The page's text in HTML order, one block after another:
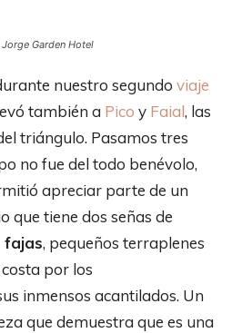
Garden Hotel
nuestro segundo viaje
también a Pico y Faial, las
triángulo. Pasamos tres
no fue del todo benévolo,
apreciar parte de un
que tiene dos señas de
fajas, pequeños terraplenes
por los
inmensos acantilados. Un
que demuestra que es una